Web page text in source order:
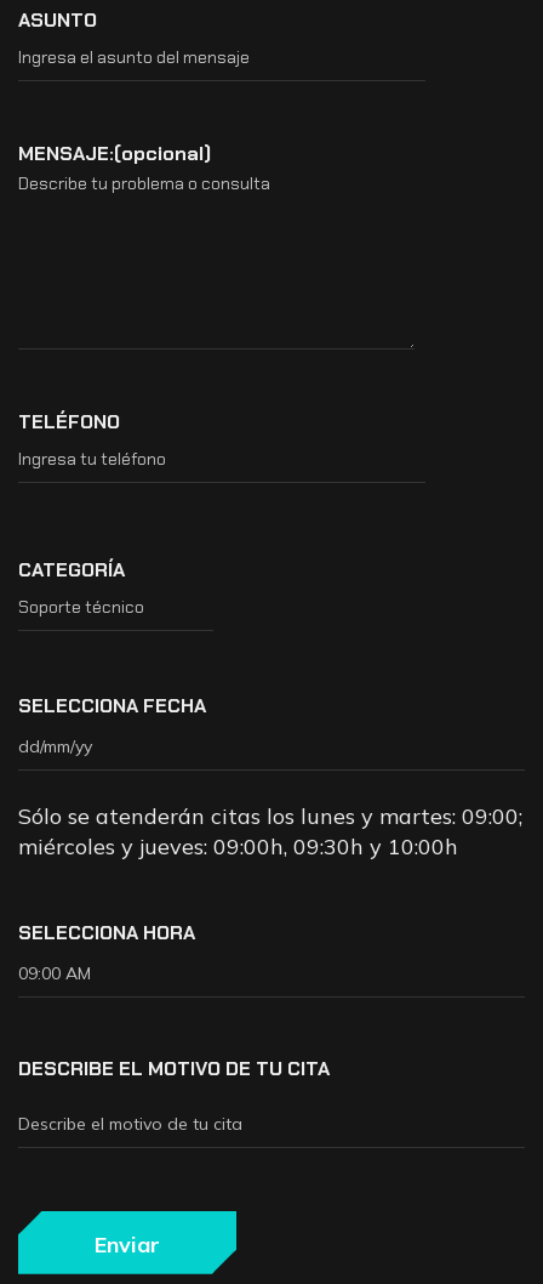
ASUNTO
MENSAJE:(opcional)
TELÉFONO
CATEGORÍA
SELECCIONA FECHA
Sólo se atenderán citas los lunes y martes: 09:00;
miércoles y jueves: 09:00h, 09:30h y 10:00h
SELECCIONA HORA
DESCRIBE EL MOTIVO DE TU CITA